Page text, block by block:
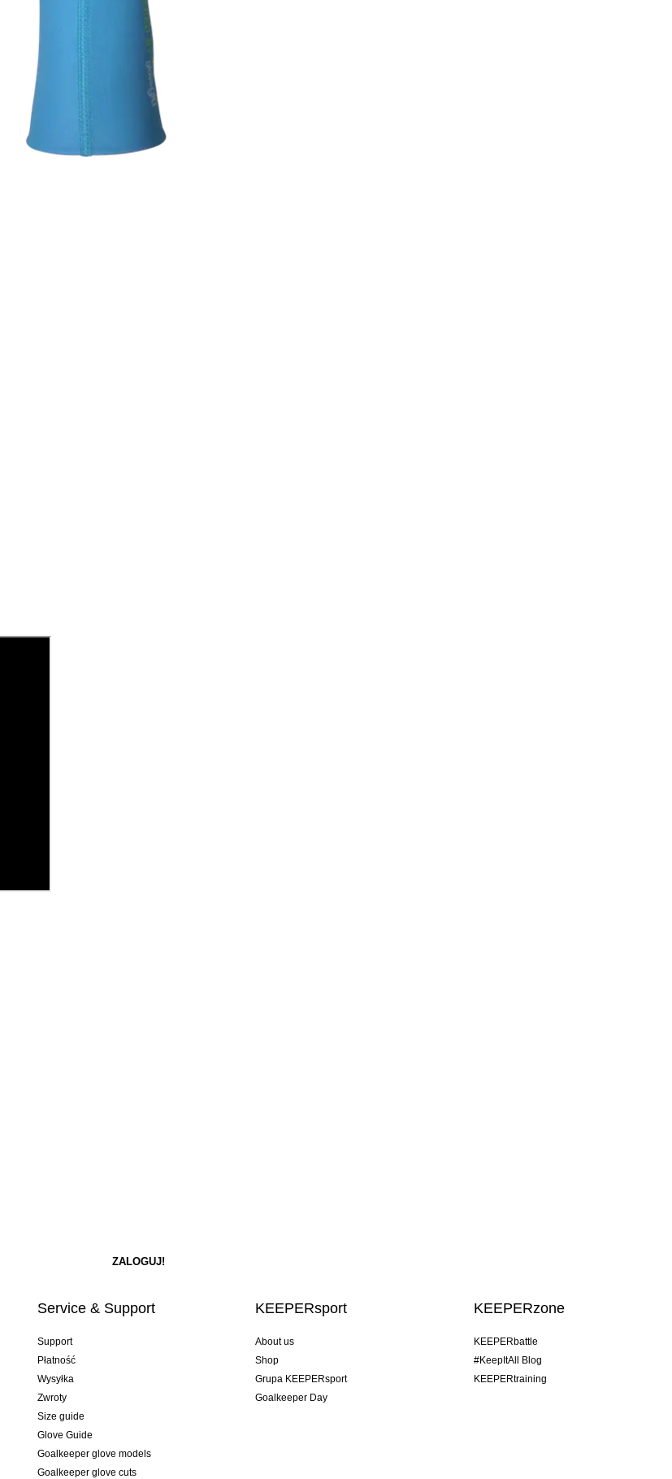
Service & Support
Support
Płatność
Wysyłka
Zwroty
Size guide
Glove Guide
Goalkeeper glove models
Goalkeeper glove cuts
KEEPERsport
About us
Shop
Grupa KEEPERsport
Goalkeeper Day
KEEPERzone
KEEPERbattle
#KeepItAll Blog
KEEPERtraining